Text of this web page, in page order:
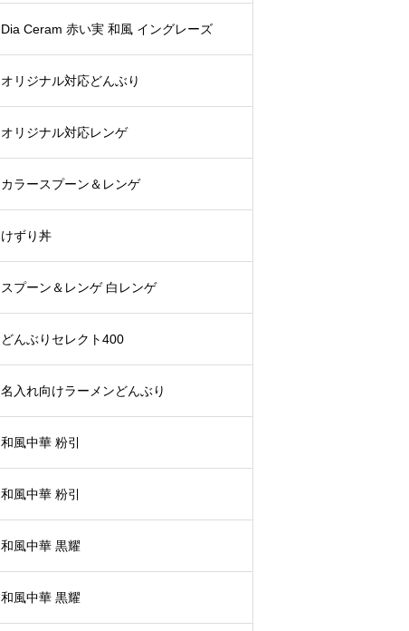
Dia Ceram 赤い実 和風 イングレーズ
オリジナル対応どんぶり
オリジナル対応レンゲ
カラースプーン＆レンゲ
けずり丼
スプーン＆レンゲ 白レンゲ
どんぶりセレクト400
名入れ向けラーメンどんぶり
和風中華 粉引
和風中華 粉引
和風中華 黒耀
和風中華 黒耀